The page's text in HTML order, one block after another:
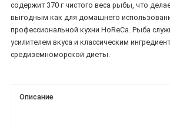
содержит 370 г чистого веса рыбы, что
выгодным как для домашнего
профессиональной кухни HoReCa. Рыба
усилителем вкуса и классическим
средиземноморской диеты.
Описание